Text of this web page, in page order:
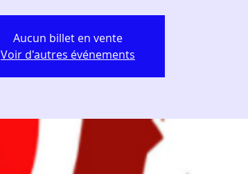
Aucun billet en vente
Voir d'autres événements